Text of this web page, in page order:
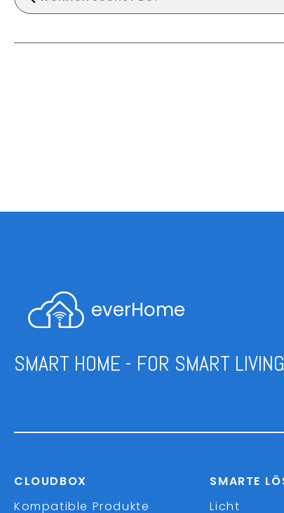
everHome
SMART HOME - FOR SMART
CLOUDBOX
Kompatible Produkte
SMARTE
Licht